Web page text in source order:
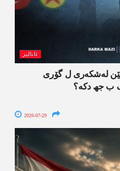
ئانالیز
یێن لەشکەری ل گۆری
ب جھ دکە؟
2026-07-29